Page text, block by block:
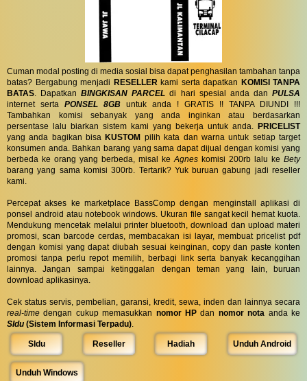
Cuman modal posting di media sosial bisa dapat penghasilan tambahan tanpa
batas? Bergabung menjadi RESELLERkami serta dapatkan KOMISI TANPA
BATAS. DapatkanBINGKISAN PARCEL di hari spesial anda danPULSA
internet serta PONSEL 8GB untuk anda ! GRATIS !! TANPA DIUNDI !!!
Tambahkan komisi sebanyak yang anda inginkan atau berdasarkan
persentase lalu biarkan sistem kami yang bekerja untuk anda. PRICELIST
yang anda bagikan bisa KUSTOM pilih kata dan warna untuk setiap target
konsumen anda. Bahkan barang yang sama dapat dijual dengan komisi yang
berbeda ke orang yang berbeda, misal keAgnes komisi 200rb lalu ke Bety
barang yang sama komisi 300rb. Tertarik? Yuk buruan gabung jadi reseller
kami.
Percepat akses ke marketplace BassComp dengan menginstall aplikasi di
ponsel android atau notebook windows. Ukuran file sangat kecil hemat kuota.
Mendukung mencetak melalui printer bluetooth, download dan upload materi
promosi, scan barcode cerdas, membacakan isi layar, membuat pricelist pdf
dengan komisi yang dapat diubah sesuai keinginan, copy dan paste konten
promosi tanpa perlu repot memilih, berbagi link serta banyak kecanggihan
lainnya. Jangan sampai ketinggalan dengan teman yang lain, buruan
download aplikasinya.
Cek status servis, pembelian, garansi, kredit, sewa, inden dan lainnya secara
real-time dengan cukup memasukkan nomor HP dan nomor nota anda ke
SIdu (Sistem Informasi Terpadu).
SIdu Reseller Hadiah Unduh Android
Unduh Windows